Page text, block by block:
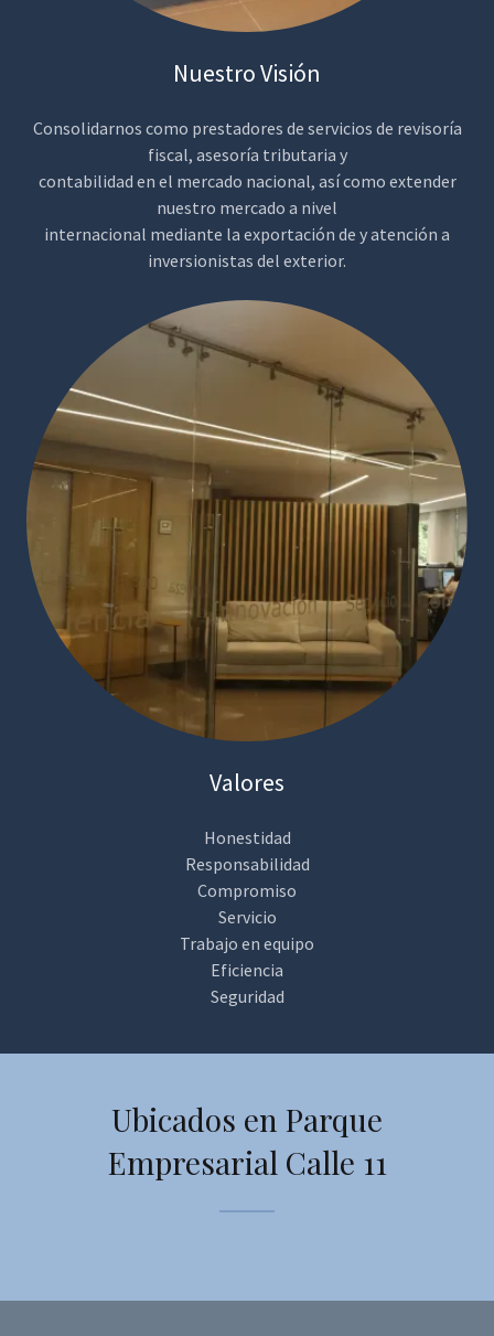
Nuestro Visión
Consolidarnos como prestadores de servicios de revisoría
fiscal, asesoría tributaria y
contabilidad en el mercado nacional, así como extender
nuestro mercado a nivel
internacional mediante la exportación de y atención a
inversionistas del exterior.
Valores
Honestidad
Responsabilidad
Compromiso
Servicio
Trabajo en equipo
Eficiencia
Seguridad
Ubicados en Parque
Empresarial Calle 11